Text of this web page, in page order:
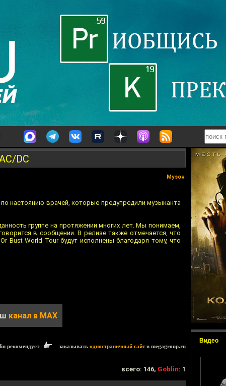
Видео
DC
Музон
настоянию врачей, которые предупредили музыканта
группе на протяжении многих лет. Мы понимаем,
в сообщении. В релизе также отмечается, что
Bust World Tour будут исполнены благодаря тому, что
канал в MAX
рекомендует заказывать одностраничный сайтв megagroup.ru
всего: 146, Goblin: 1